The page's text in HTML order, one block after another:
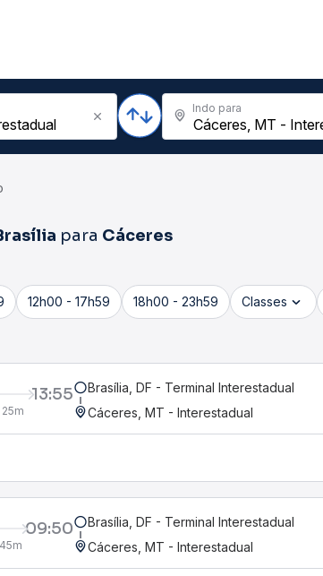
Indo para
para Cáceres
12h00 - 17h59 18h00 - 23h59 Classes
13:55
Brasília, DF - Terminal Interestadual
Cáceres, MT - Interestadual
09:50
Brasília, DF - Terminal Interestadual
Cáceres, MT - Interestadual